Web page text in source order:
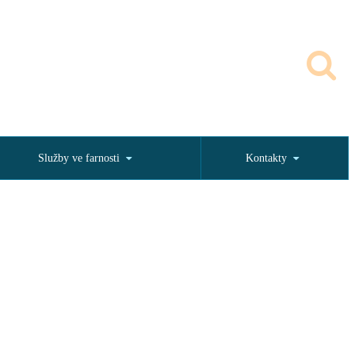
Služby ve farnosti Kontakty